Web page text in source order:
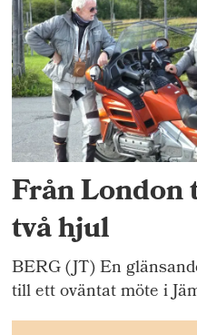
Från
två hjul
BERG (JT) En
till ett oväntat möte i